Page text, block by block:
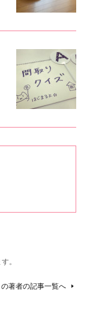
。
の著者の記事一覧へ